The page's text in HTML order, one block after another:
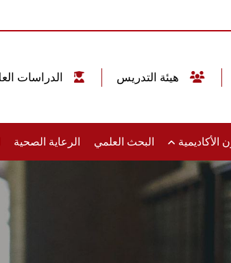
الأكاديمية البحث العلمي الرعاية الصحية